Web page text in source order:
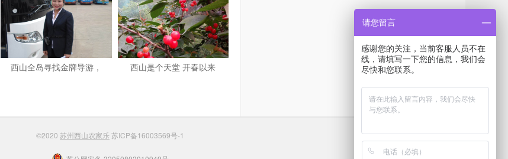
西山全岛寻找金牌导游， 西山是个天堂 开春以来
©2020 苏州西山农家乐苏ICP备16003569号-1
请您留言
感谢您的关注，当前客服人员不在
线，请填写一下您的信息，我们会
尽快和您联系。